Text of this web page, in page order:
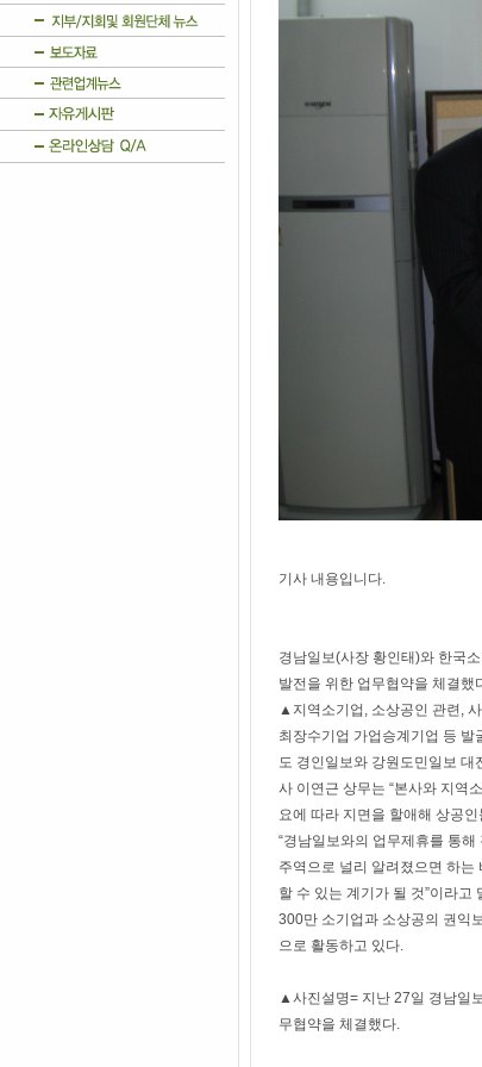
기사 내용입니다.
경남일보(사장 황인태)와 한국
발전을 위한 업무협약을 체결
▲지역소기업, 소상공인 관련,
최장수기업 가업승계기업 등
도 경인일보와 강원도민일보
사 이연근 상무는 “본사와 지역
요에 따라 지면을 할애해 상공
“경남일보와의 업무제휴를 통
주역으로 널리 알려졌으면 하는
할 수 있는 계기가 될 것”이라
300만 소기업과 소상공의 권익
으로 활동하고 있다.
▲사진설명= 지난 27일 경남일
무협약을 체결했다.